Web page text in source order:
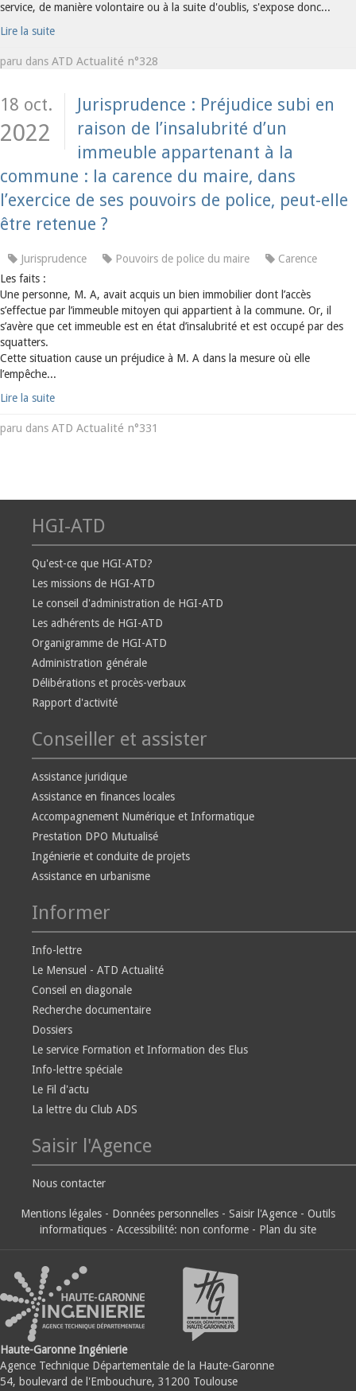
service, de manière volontaire ou à la suite d'oublis, s'expose donc...
Lire la suite
paru dans ATD Actualité n°328
18 oct.
2022
Jurisprudence : Préjudice subi en
raison de l’insalubrité d’un
immeuble appartenant à la
commune : la carence du maire, dans
l’exercice de ses pouvoirs de police, peut-elle
être retenue ?
Jurisprudence Pouvoirs de police du maire
Carence
Les faits :
Une personne, M. A, avait acquis un bien immobilier dont l’accès
s’effectue par l’immeuble mitoyen qui appartient à la commune. Or, il
s’avère que cet immeuble est en état d’insalubrité et est occupé par des
squatters.
Cette situation cause un préjudice à M. A dans la mesure où elle
l’empêche...
Lire la suite
paru dans ATD Actualité n°331
HGI-ATD
Qu'est-ce que HGI-ATD?
Les missions de HGI-ATD
Le conseil d'administration de HGI-ATD
Les adhérents de HGI-ATD
Organigramme de HGI-ATD
Administration générale
Délibérations et procès-verbaux
Rapport d'activité
Conseiller et assister
Assistance juridique
Assistance en finances locales
Accompagnement Numérique et Informatique
Prestation DPO Mutualisé
Ingénierie et conduite de projets
Assistance en urbanisme
Informer
Info-lettre
Le Mensuel - ATD Actualité
Conseil en diagonale
Recherche documentaire
Dossiers
Le service Formation et Information des Elus
Info-lettre spéciale
Le Fil d'actu
La lettre du Club ADS
Saisir l'Agence
Nous contacter
Mentions légales - Données personnelles - Saisir l'Agence - Outils
informatiques - Accessibilité: non conforme - Plan du site
Haute-Garonne Ingénierie
Agence Technique Départementale de la Haute-Garonne
54, boulevard de l'Embouchure, 31200 Toulouse